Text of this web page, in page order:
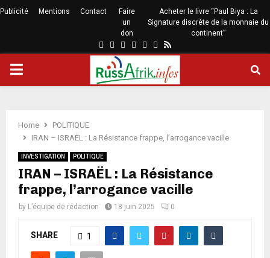
Publicité Mentions Contact
Faire
un
don
Acheter le livre “Paul Biya : La
Signature discrète de la monnaie du
continent”
Home
POLITIQUE
IRAN – ISRAËL : La Résistance frappe, l’arrogance vacille
INVESTIGATION POLITIQUE
IRAN – ISRAËL : La Résistance
frappe, l’arrogance vacille
by L’équipe de rédaction 18 juin 2025 0
SHARE 1